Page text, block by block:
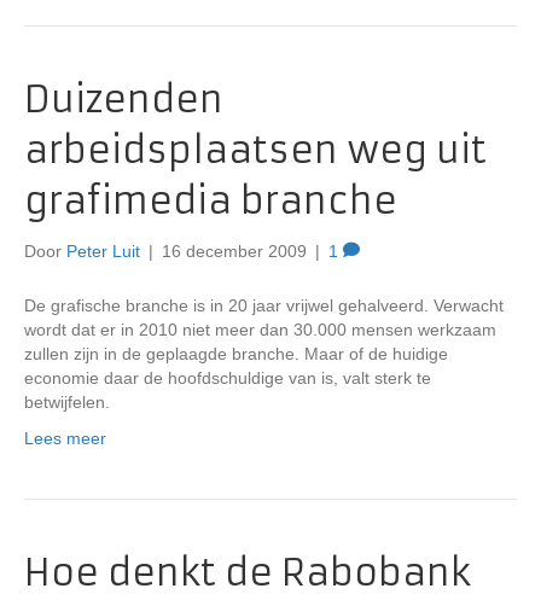
Duizenden
arbeidsplaatsen weg uit
grafimedia branche
Door Peter Luit | 16 december 2009 | 1
De grafische branche is in 20 jaar vrijwel gehalveerd. Verwacht
wordt dat er in 2010 niet meer dan 30.000 mensen werkzaam
zullen zijn in de geplaagde branche. Maar of de huidige
economie daar de hoofdschuldige van is, valt sterk te
betwijfelen.
Lees meer
Hoe denkt de Rabobank